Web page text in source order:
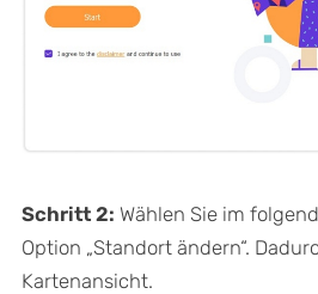
Schritt 2: Wählen Sie im
Option „Standort ändern“.
Kartenansicht.